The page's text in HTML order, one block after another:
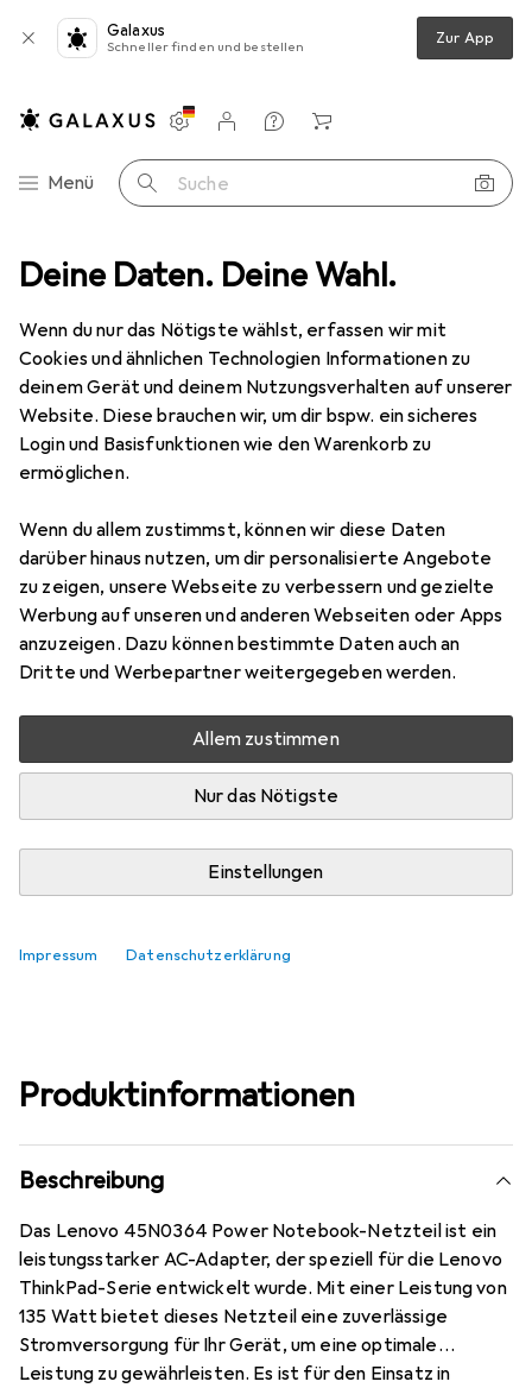
Deine Daten. Deine Wahl.
Wenn du nur das Nötigste wählst, erfassen wir mit
Cookies und ähnlichen Technologien Informationen zu
deinem Gerät und deinem Nutzungsverhalten auf unserer
Website. Diese brauchen wir, um dir bspw. ein sicheres
Login und Basisfunktionen wie den Warenkorb zu
ermöglichen.
Wenn du allem zustimmst, können wir diese Daten
darüber hinaus nutzen, um dir personalisierte Angebote
zu zeigen, unsere Webseite zu verbessern und gezielte
Werbung auf unseren und anderen Webseiten oder Apps
anzuzeigen. Dazu können bestimmte Daten auch an
Dritte und Werbepartner weitergegeben werden.
Allem zustimmen
Nur das Nötigste
Einstellungen
Impressum Datenschutzerklärung
Galaxus
Schneller finden und bestellen Zur App
Navigation nach Kategorien
Menü Suche
Einstellungen
Kundenkonto
Vergleichslisten
Merklisten
Warenkorb
Notebook Netzteil Lenovo 45N0364 power
Lenovo45N0364 power
135 W
Preis in EUR inkl. MwSt.
EUR
87,09
Bewertungen Marke
Mehr von Lenovo
Nur 4 Stück an Lager beim Lieferanten
Lieferort angeben für genaue Lieferzeit
Vergleichen Merken
kostenloser Versand
Produktinformationen
Beschreibung
Das Lenovo 45N0364 Power Notebook-Netzteil ist ein
leistungsstarker AC-Adapter, der speziell für die Lenovo
ThinkPad-Serie entwickelt wurde. Mit einer Leistung von
135 Watt bietet dieses Netzteil eine zuverlässige
Stromversorgung für Ihr Gerät, um eine optimale
Leistung zu gewährleisten. Es ist für den Einsatz in